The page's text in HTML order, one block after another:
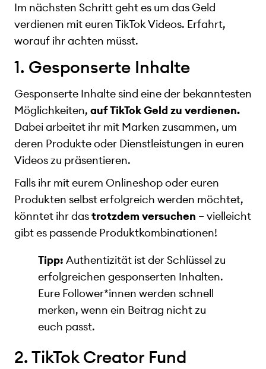
Im nächsten Schritt geht es um das Geld
verdienen mit euren TikTok Videos. Erfahrt,
worauf ihr achten müsst.
1. Gesponserte Inhalte
Gesponserte Inhalte sind eine der bekanntesten
Möglichkeiten, auf TikTok Geld zu verdienen.
Dabei arbeitet ihr mit Marken zusammen, um
deren Produkte oder Dienstleistungen in euren
Videos zu präsentieren.
Falls ihr mit eurem Onlineshop oder euren
Produkten selbst erfolgreich werden möchtet,
könntet ihr dastrotzdem versuchen – vielleicht
gibt es passende Produktkombinationen!
Tipp: Authentizität ist der Schlüssel zu
erfolgreichen gesponserten Inhalten.
Eure Follower*innen werden schnell
merken, wenn ein Beitrag nicht zu
euch passt.
2. TikTok Creator Fund